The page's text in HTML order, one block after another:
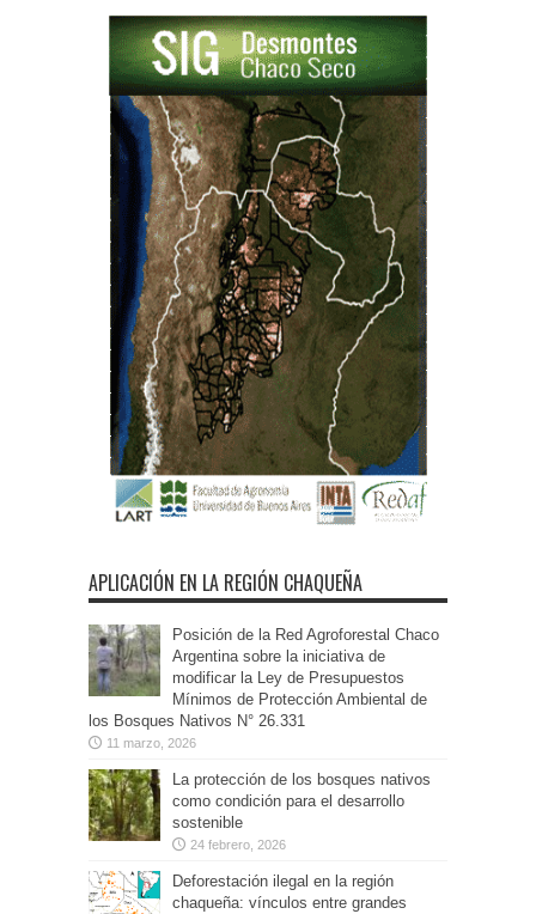
APLICACIÓN EN LA REGIÓN CHAQUEÑA
Posición de la Red Agroforestal Chaco
Argentina sobre la iniciativa de
modificar la Ley de Presupuestos
Mínimos de Protección Ambiental de
los Bosques Nativos N° 26.331
11 marzo, 2026
La protección de los bosques nativos
como condición para el desarrollo
sostenible
24 febrero, 2026
Deforestación ilegal en la región
chaqueña: vínculos entre grandes